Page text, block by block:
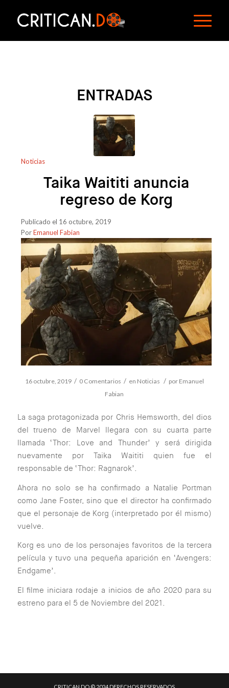
ENTRADAS
Noticias
Taika Waititi anuncia
regreso de Korg
Publicado el 16 octubre, 2019
PorEmanuel Fabian
16 octubre, 2019 / 0 Comentarios / en Noticias / por Emanuel
Fabian
La saga protagonizada por Chris Hemsworth, del dios
del trueno de Marvel llegara con su cuarta parte
llamada ‘Thor: Love and Thunder’ y será dirigida
nuevamente por Taika Waititi quien fue el
responsable de ‘Thor: Ragnarok’.
Ahora no solo se ha confirmado a Natalie Portman
como Jane Foster, sino que el director ha confirmado
que el personaje de Korg (interpretado por él mismo)
vuelve.
Korg es uno de los personajes favoritos de la tercera
película y tuvo una pequeña aparición en ‘Avengers:
Endgame’.
El filme iniciara rodaje a inicios de año 2020 para su
estreno para el 5 de Noviembre del 2021.
CRITICAN.DO © 2024 DERECHOS RESERVADOS